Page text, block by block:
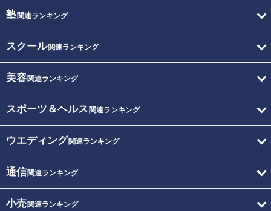
塾関連ランキング
スクール関連ランキング
美容関連ランキング
スポーツ＆ヘルス 関連ランキング
ウエディング関連ランキング
通信関連ランキング
小売関連ランキング